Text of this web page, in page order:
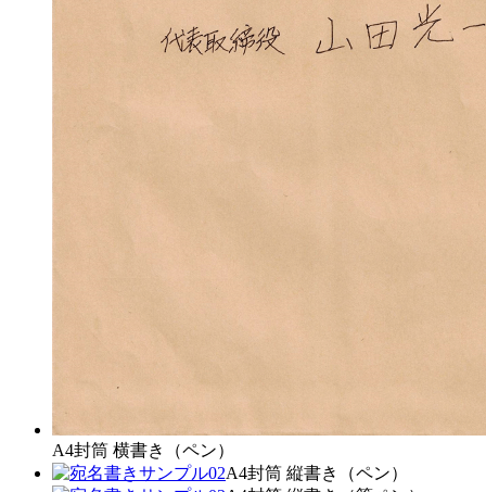
A4封筒 横書き（ペン）
A4封筒 縦書き（ペン）